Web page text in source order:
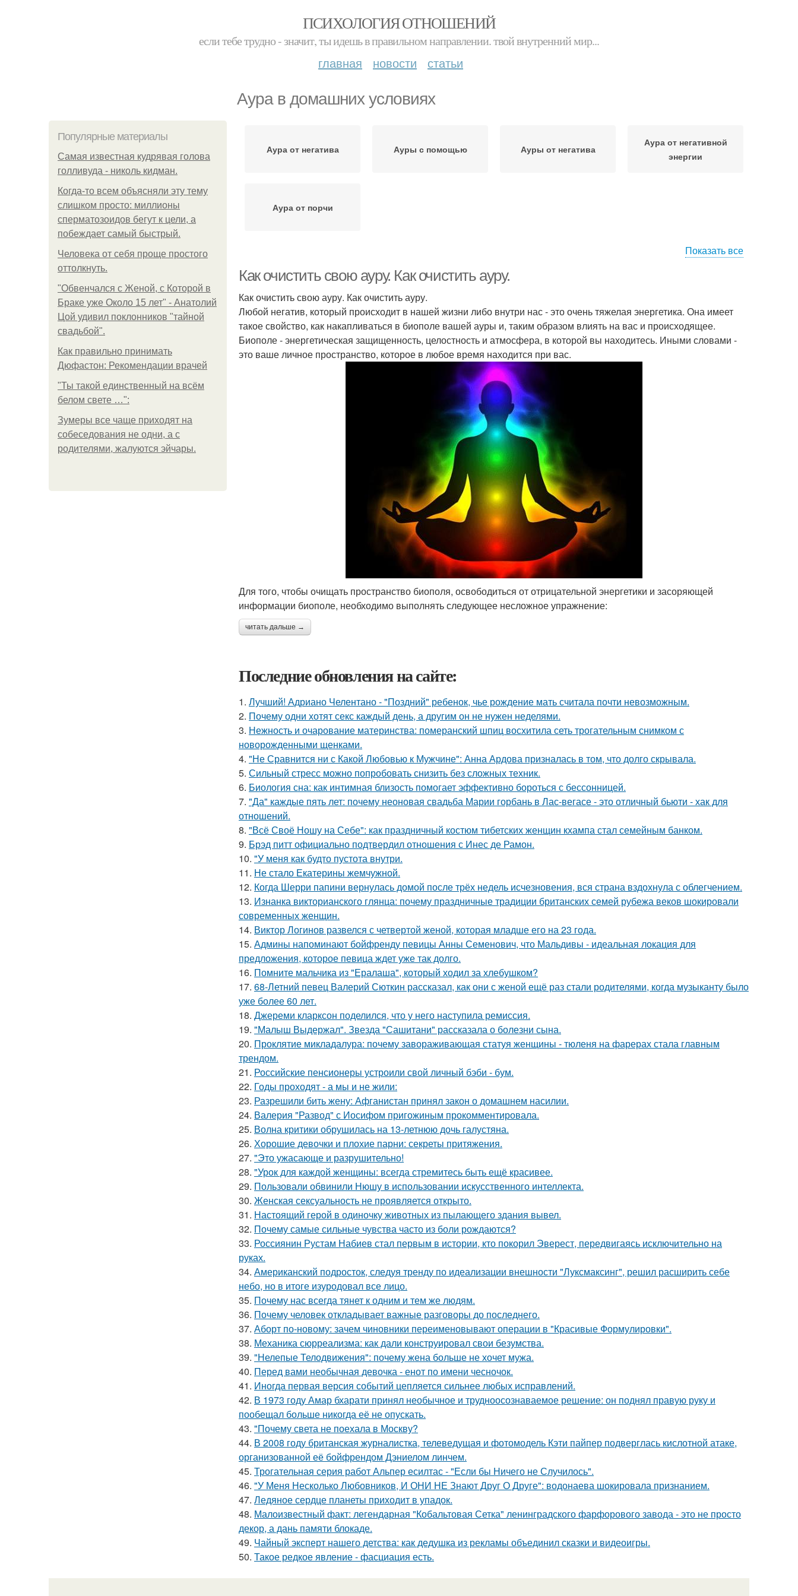
ПСИХОЛОГИЯ ОТНОШЕНИЙ
если тебе трудно - значит, ты идешь в правильном направлении. твой внутренний мир...
главная новости статьи
Аура в домашних условиях
Популярные материалы
Самая известная кудрявая голова
голливуда - николь кидман.
Когда-то всем объясняли эту тему
слишком просто: миллионы
сперматозоидов бегут к цели, а
побеждает самый быстрый.
Человека от себя проще простого
оттолкнуть.
"Обвенчался с Женой, с Которой в
Браке уже Около 15 лет" - Анатолий
Цой удивил поклонников "тайной
свадьбой".
Как правильно принимать
Дюфастон: Рекомендации врачей
"Ты такой единственный на всём
белом свете …":
Зумеры все чаще приходят на
собеседования не одни, а с
родителями, жалуются эйчары.
Аура от негатива Ауры с помощью Ауры от негатива
Аура от негативной
энергии
Аура от порчи
Показать все
Как очистить свою ауру. Как очистить ауру.
Как очистить свою ауру. Как очистить ауру.
Любой негатив, который происходит в нашей жизни либо внутри нас - это очень тяжелая энергетика. Она имеет
такое свойство, как накапливаться в биополе вашей ауры и, таким образом влиять на вас и происходящее.
Биополе - энергетическая защищенность, целостность и атмосфера, в которой вы находитесь. Иными словами -
это ваше личное пространство, которое в любое время находится при вас.
Для того, чтобы очищать пространство биополя, освободиться от отрицательной энергетики и засоряющей
информации биополе, необходимо выполнять следующее несложное упражнение:
читать дальше →
Последние обновления на сайте:
1. Лучший! Адриано Челентано - "Поздний" ребенок, чье рождение мать считала почти невозможным.
2. Почему одни хотят секс каждый день, а другим он не нужен неделями.
3. Нежность и очарование материнства: померанский шпиц восхитила сеть трогательным снимком с
новорожденными щенками.
4. "Не Сравнится ни с Какой Любовью к Мужчине": Анна Ардова призналась в том, что долго скрывала.
5. Сильный стресс можно попробовать снизить без сложных техник.
6. Биология сна: как интимная близость помогает эффективно бороться с бессонницей.
7. "Да" каждые пять лет: почему неоновая свадьба Марии горбань в Лас-вегасе - это отличный бьюти - хак для
отношений.
8. "Всё Своё Ношу на Себе": как праздничный костюм тибетских женщин кхампа стал семейным банком.
9. Брэд питт официально подтвердил отношения с Инес де Рамон.
10. "У меня как будто пустота внутри.
11. Не стало Екатерины жемчужной.
12. Когда Шерри папини вернулась домой после трёх недель исчезновения, вся страна вздохнула с облегчением.
13. Изнанка викторианского глянца: почему праздничные традиции британских семей рубежа веков шокировали
современных женщин.
14. Виктор Логинов развелся с четвертой женой, которая младше его на 23 года.
15. Админы напоминают бойфренду певицы Анны Семенович, что Мальдивы - идеальная локация для
предложения, которое певица ждет уже так долго.
16. Помните мальчика из "Ералаша", который ходил за хлебушком?
17. 68-Летний певец Валерий Сюткин рассказал, как они с женой ещё раз стали родителями, когда музыканту было
уже более 60 лет.
18. Джереми кларксон поделился, что у него наступила ремиссия.
19. "Малыш Выдержал". Звезда "Сашитани" рассказала о болезни сына.
20. Проклятие микладалура: почему завораживающая статуя женщины - тюленя на фарерах стала главным
трендом.
21. Российские пенсионеры устроили свой личный бэби - бум.
22. Годы проходят - а мы и не жили:
23. Разрешили бить жену: Афганистан принял закон о домашнем насилии.
24. Валерия "Развод" с Иосифом пригожиным прокомментировала.
25. Волна критики обрушилась на 13-летнюю дочь галустяна.
26. Хорошие девочки и плохие парни: секреты притяжения.
27. "Это ужасающе и разрушительно!
28. "Урок для каждой женщины: всегда стремитесь быть ещё красивее.
29. Пользовали обвинили Нюшу в использовании искусственного интеллекта.
30. Женская сексуальность не проявляется открыто.
31. Настоящий герой в одиночку животных из пылающего здания вывел.
32. Почему самые сильные чувства часто из боли рождаются?
33. Россиянин Рустам Набиев стал первым в истории, кто покорил Эверест, передвигаясь исключительно на
руках.
34. Американский подросток, следуя тренду по идеализации внешности "Луксмаксинг", решил расширить себе
небо, но в итоге изуродовал все лицо.
35. Почему нас всегда тянет к одним и тем же людям.
36. Почему человек откладывает важные разговоры до последнего.
37. Аборт по-новому: зачем чиновники переименовывают операции в "Красивые Формулировки".
38. Механика сюрреализма: как дали конструировал свои безумства.
39. "Нелепые Телодвижения": почему жена больше не хочет мужа.
40. Перед вами необычная девочка - енот по имени чесночок.
41. Иногда первая версия событий цепляется сильнее любых исправлений.
42. В 1973 году Амар бхарати принял необычное и трудноосознаваемое решение: он поднял правую руку и
пообещал больше никогда её не опускать.
43. "Почему света не поехала в Москву?
44. В 2008 году британская журналистка, телеведущая и фотомодель Кэти пайпер подверглась кислотной атаке,
организованной её бойфрендом Дэниелом линчем.
45. Трогательная серия работ Альпер есилтас - "Если бы Ничего не Случилось".
46. "У Меня Несколько Любовников, И ОНИ НЕ Знают Друг О Друге": водонаева шокировала признанием.
47. Ледяное сердце планеты приходит в упадок.
48. Малоизвестный факт: легендарная "Кобальтовая Сетка" ленинградского фарфорового завода - это не просто
декор, а дань памяти блокаде.
49. Чайный эксперт нашего детства: как дедушка из рекламы объединил сказки и видеоигры.
50. Такое редкое явление - фасциация есть.